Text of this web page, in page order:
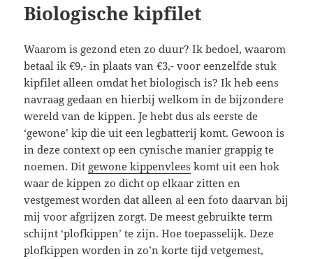
Biologische kipfilet
Waarom is gezond eten zo duur? Ik bedoel, waarom
betaal ik €9,- in plaats van €3,- voor eenzelfde stuk
kipfilet alleen omdat het biologisch is? Ik heb eens
navraag gedaan en hierbij welkom in de bijzondere
wereld van de kippen. Je hebt dus als eerste de
‘gewone’ kip die uit een legbatterij komt. Gewoon is
in deze context op een cynische manier grappig te
noemen. Dit gewone kippenvlees komt uit een hok
waar de kippen zo dicht op elkaar zitten en
vestgemest worden dat alleen al een foto daarvan bij
mij voor afgrijzen zorgt. De meest gebruikte term
schijnt ‘plofkippen’ te zijn. Hoe toepasselijk. Deze
plofkippen worden in zo’n korte tijd vetgemest,